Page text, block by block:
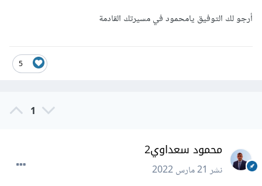
أرجو لك التوفيق يامحمود في مسيرتك القادمة
5
1
محمود سعداوي2
نشر21 مارس 2022